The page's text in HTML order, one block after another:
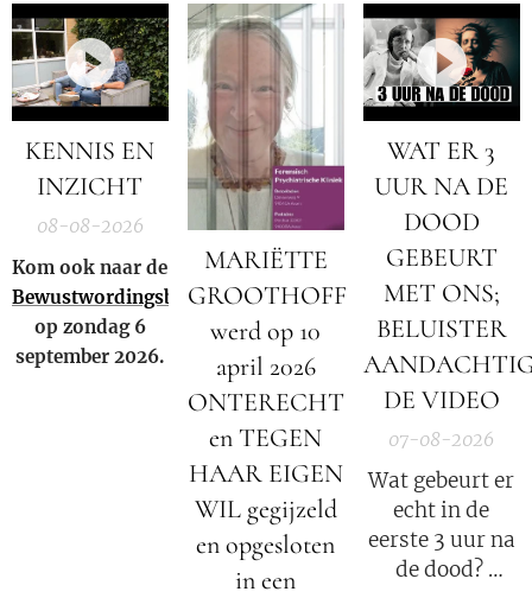
KENNIS EN
INZICHT
08-08-2026
Kom ook naar de
Bewustwordingsbeurs
op zondag 6
september 2026.
MARIËTTE
GROOTHOFF
werd op 10
april 2026
ONTERECHT
en TEGEN
HAAR EIGEN
WIL gegijzeld
en opgesloten
in een
WAT ER 3
UUR NA DE
DOOD
GEBEURT
MET ONS;
BELUISTER
DE VIDEO
07-08-2026
Wat gebeurt er
echt in de
eerste 3 uur na
de dood?